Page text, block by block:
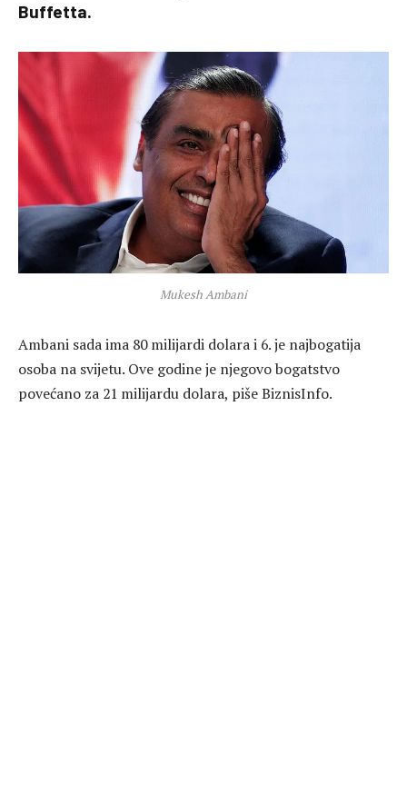
Buffetta.
Mukesh Ambani
Ambani sada ima 80 milijardi dolara i 6. je najbogatija
osoba na svijetu. Ove godine je njegovo bogatstvo
povećano za 21 milijardu dolara, piše BiznisInfo.